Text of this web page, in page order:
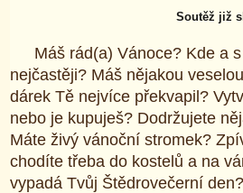
Soutěž již
Máš rád(a) Vánoce? Kde a
nejčastěji? Máš nějakou
dárek Tě nejvíce překvapil?
nebo je kupuješ? Dodržujete
Máte živý vánoční stromek?
chodíte třeba do kostelů a na
vypadá Tvůj Štědrovečerní den?